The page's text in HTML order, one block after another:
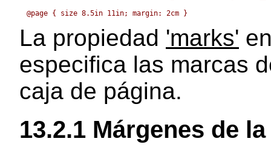
La propiedad 'marks'
especifica las marcas
caja de página.
13.2.1 Márgenes de